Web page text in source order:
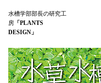
水槽学部部長の研究工
房「PLANTS
DESIGN」